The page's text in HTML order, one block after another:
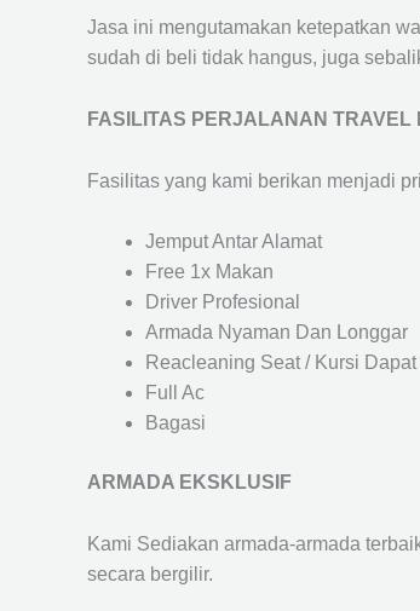
Jasa ini mengutamakan ketepatkan
sudah di beli tidak hangus, juga
FASILITAS PERJALANAN TRAVEL
Fasilitas yang kami berikan menjadi
Jemput Antar Alamat
Free 1x Makan
Driver Profesional
Armada Nyaman Dan Longgar
Reacleaning Seat / Kursi
Full Ac
Bagasi
ARMADA EKSKLUSIF
Kami Sediakan armada-armada
secara bergilir.